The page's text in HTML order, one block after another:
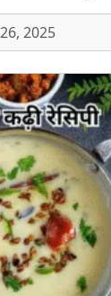
2025